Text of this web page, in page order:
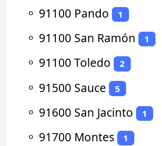
⚬ 91100 Pando 1
⚬ 91100 San Ramón 1
⚬ 91100 Toledo 2
⚬ 91500 Sauce 5
⚬ 91600 San Jacinto 1
⚬ 91700 Montes 1